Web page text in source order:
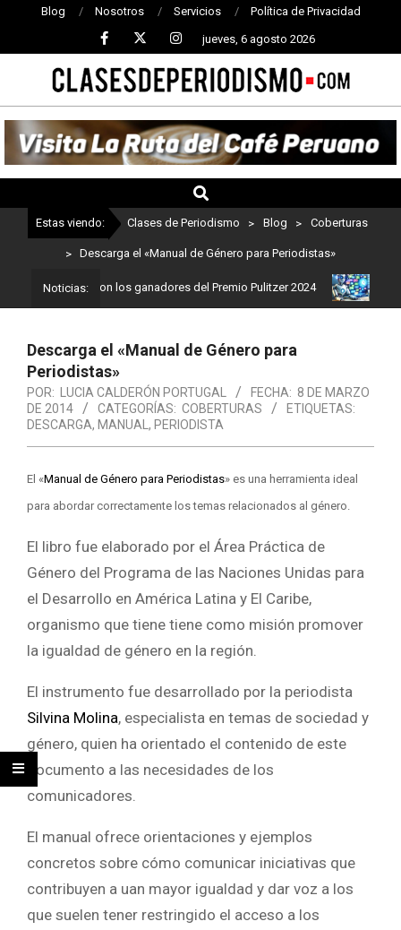
Blog Nosotros Servicios Política de Privacidad
jueves, 6 agosto 2026
CLASES
DE
PERIODISMO
Estas viendo: Clases de Periodismo > Blog > Coberturas
> Descarga el «Manual de Género para Periodistas»
Noticias:
Estos son los ganadores del Premio Pulitzer 2024
Descarga el «Manual de Género para
Periodistas»
POR: LUCIA CALDERÓN PORTUGAL FECHA: 8 DE MARZO
DE 2014
CATEGORÍAS: COBERTURAS
ETIQUETAS:
DESCARGA, MANUAL , PERIODISTA
El «Manual de Género para Periodistas» es una herramienta ideal
para abordar correctamente los temas relacionados al género.
El libro fue elaborado por el Área Práctica de
Género del Programa de las Naciones Unidas para
el Desarrollo en América Latina y El Caribe,
organismo que tiene tiene como misión promover
la igualdad de género en la región.
El instrumento fue desarrollado por la periodista
Silvina Molina, especialista en temas de sociedad y
género, quien ha orientado el contenido de este
documento a las necesidades de los
comunicadores.
El manual ofrece orientaciones y ejemplos
concretos sobre cómo comunicar iniciativas que
contribuyen a uan mayor igualdad y dar voz a los
que suelen tener restringido el acceso a los